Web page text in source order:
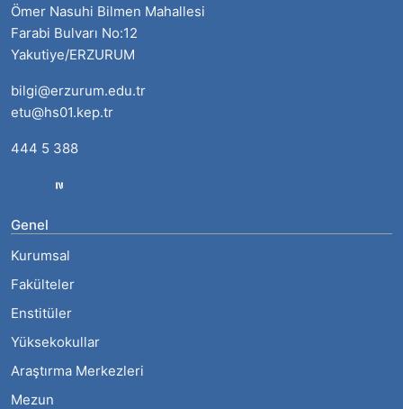
Ömer Nasuhi Bilmen Mahallesi
Farabi Bulvarı No:12
Yakutiye/ERZURUM
bilgi@erzurum.edu.tr
etu@hs01.kep.tr
444 5 388
Genel
Kurumsal
Fakülteler
Enstitüler
Yüksekokullar
Araştırma Merkezleri
Mezun